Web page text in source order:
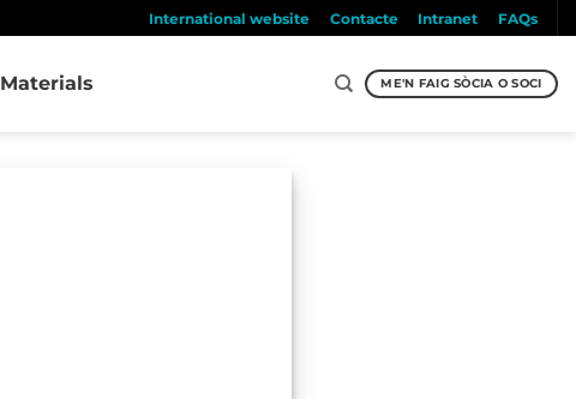
International website Contacte Intranet FAQs
Materials ME'N FAIG SÒCIA O SOCI